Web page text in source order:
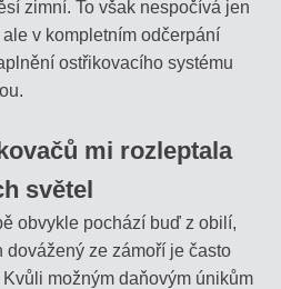
zimní. To však nespočívá jen
ale v kompletním odčerpání
ostřikovacího systému
mi rozleptala
světel
obvykle pochází buď z obilí,
dovážený ze zámoří je často
možným daňovým únikům